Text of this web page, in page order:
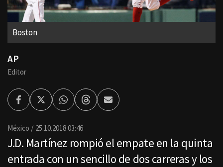
Boston
AP
Editor
FacebookTwitterWhatsappThreadsEnviar
por
México 25.10.2018 03:46
J.D. Martínez rompió el empate en la quinta
entrada con un sencillo de dos carreras y los